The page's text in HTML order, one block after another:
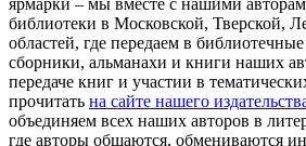
библиотеки в Московской, Тверской,
областей, где передаем в
сборники, альманахи и книги наших
передаче книг и участии в
прочитать на сайте нашего
объединяем всех наших авторов в
где авторы общаются, обмениваются